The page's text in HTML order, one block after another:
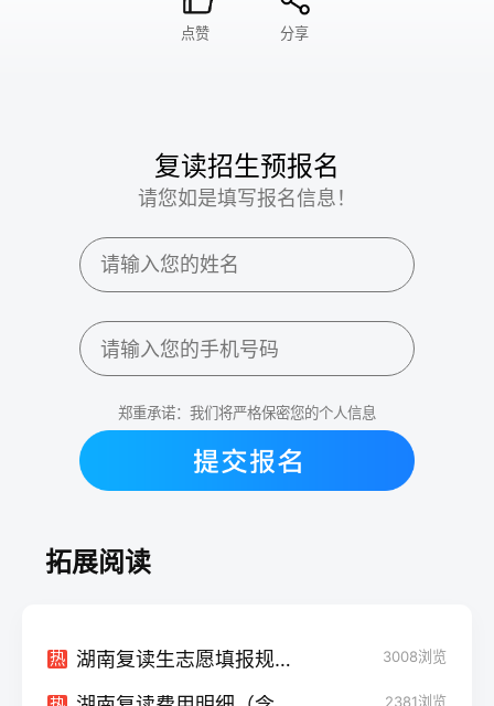
点赞 分享
复读招生预报名
请您如是填写报名信息！
郑重承诺：我们将严格保密您的个人信息
拓展阅读
热 湖南复读生志愿填报规避限录策略 3008浏览
2381浏览